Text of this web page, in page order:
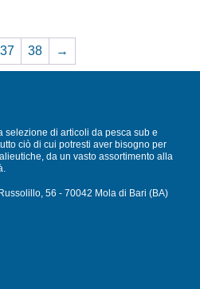
37 38 →
selezione di articoli da pesca sub e
ciò di cui potresti aver bisogno per
da un vasto assortimento alla
56 - 70042 Mola di Bari (BA)